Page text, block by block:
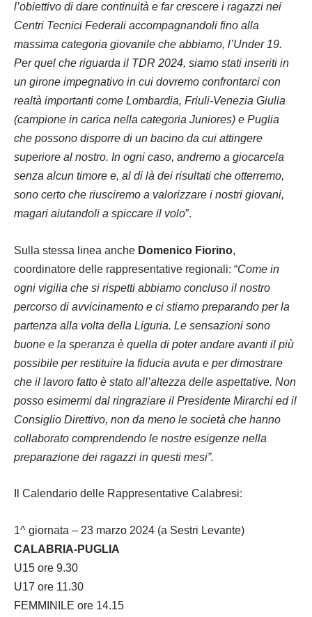
l’obiettivo di dare continuità e far crescere i ragazzi nei
Centri Tecnici Federali accompagnandoli fino alla
massima categoria giovanile che abbiamo, l’Under 19.
Per quel che riguarda il TDR 2024, siamo stati inseriti in
un girone impegnativo in cui dovremo confrontarci con
realtà importanti come Lombardia, Friuli-Venezia Giulia
(campione in carica nella categoria Juniores) e Puglia
che possono disporre di un bacino da cui attingere
superiore al nostro. In ogni caso, andremo a giocarcela
senza alcun timore e, al di là dei risultati che otterremo,
sono certo che riusciremo a valorizzare i nostri giovani,
magari aiutandoli a spiccare il volo”.
Sulla stessa linea anche Domenico Fiorino,
coordinatore delle rappresentative regionali: “Come in
ogni vigilia che si rispetti abbiamo concluso il nostro
percorso di avvicinamento e ci stiamo preparando per la
partenza alla volta della Liguria. Le sensazioni sono
buone e la speranza è quella di poter andare avanti il più
possibile per restituire la fiducia avuta e per dimostrare
che il lavoro fatto è stato all’altezza delle aspettative. Non
posso esimermi dal ringraziare il Presidente Mirarchi ed il
Consiglio Direttivo, non da meno le società che hanno
collaborato comprendendo le nostre esigenze nella
preparazione dei ragazzi in questi mesi”.
Il Calendario delle Rappresentative Calabresi:
1^ giornata – 23 marzo 2024 (a Sestri Levante)
CALABRIA-PUGLIA
U15 ore 9.30
U17 ore 11.30
FEMMINILE ore 14.15